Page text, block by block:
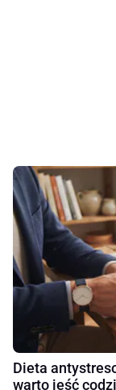
Dieta
warto jeść